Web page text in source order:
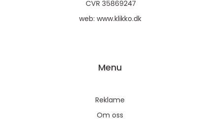
web: www.klikko.dk
Menu
Reklame
Om oss